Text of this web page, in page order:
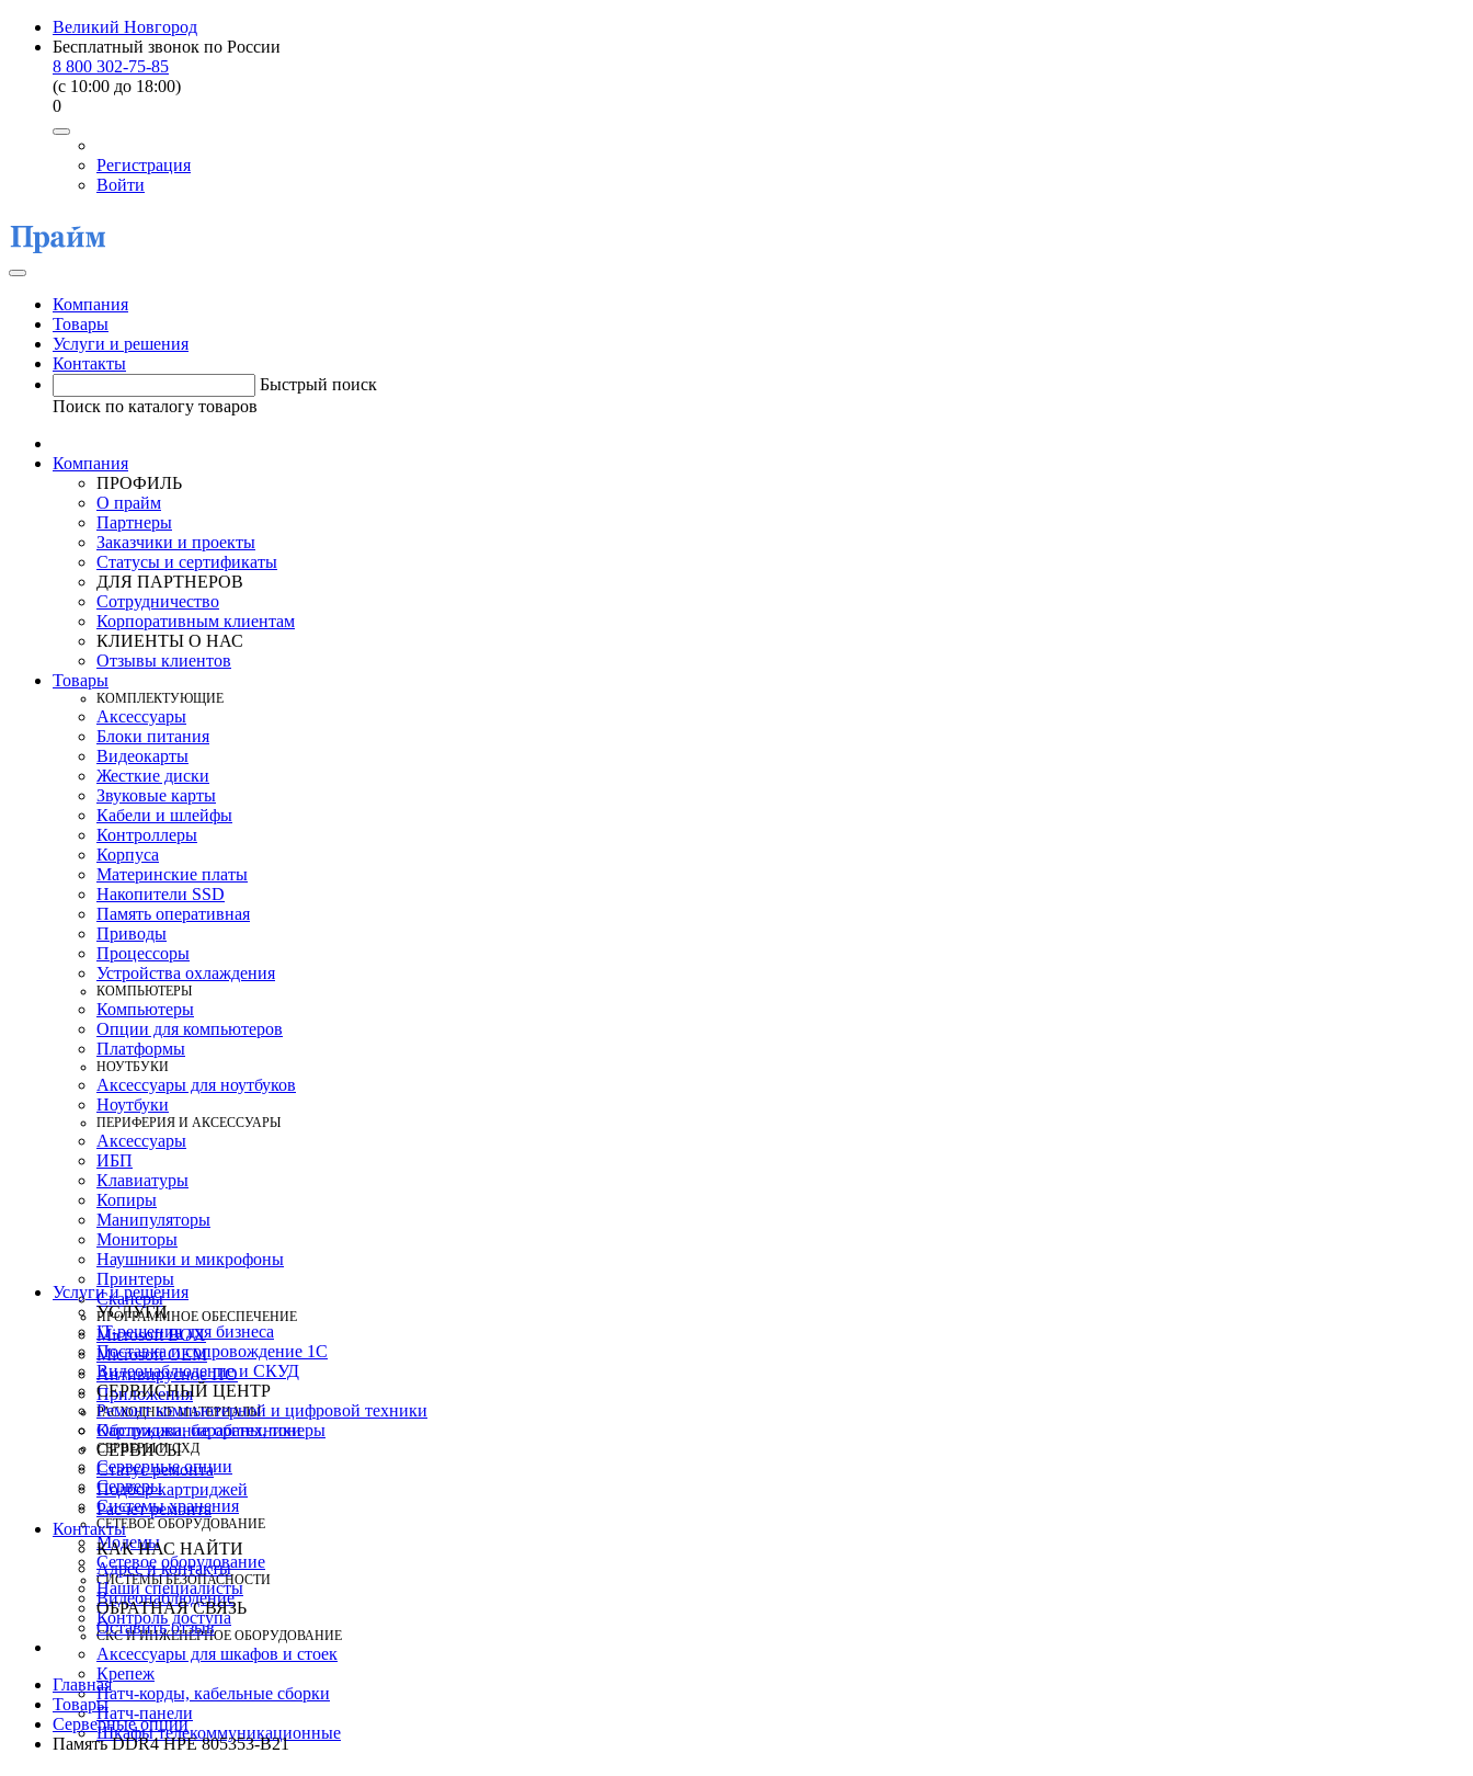
Великий Новгород
Бесплатный звонок по России
8 800 302-75-85
(c 10:00 до 18:00)
0
Регистрация
Войти
Компания
Товары
Услуги и решения
Контакты
Быстрый поиск
Поиск по каталогу товаров
Компания
ПРОФИЛЬ
О прайм
Партнеры
Заказчики и проекты
Статусы и сертификаты
ДЛЯ ПАРТНЕРОВ
Сотрудничество
Корпоративным клиентам
КЛИЕНТЫ О НАС
Отзывы клиентов
Товары
КOМПЛЕКТУЮЩИЕ
Аксессуары
Блоки питания
Видеокарты
Жесткие диски
Звуковые карты
Кабели и шлейфы
Контроллеры
Корпуса
Материнские платы
Накопители SSD
Память оперативная
Приводы
Процессоры
Устройства охлаждения
КОМПЬЮТЕРЫ
Компьютеры
Опции для компьютеров
Платформы
НОУТБУКИ
Аксессуары для ноутбуков
Ноутбуки
ПЕРИФЕРИЯ И АКСЕССУАРЫ
Аксессуары
ИБП
Клавиатуры
Копиры
Манипуляторы
Мониторы
Наушники и микрофоны
Принтеры
Сканеры
ПРОГРАММНОЕ ОБЕСПЕЧЕНИЕ
Microsoft BOX
Microsoft OEM
Антивирусное ПО
Приложения
РАСХОДНЫЕ МАТЕРИАЛЫ
Картриджи, барабаны, тонеры
СЕРВЕРЫ И СХД
Серверные опции
Серверы
Системы хранения
СЕТЕВОЕ ОБОРУДОВАНИЕ
Модемы
Сетевое оборудование
СИСТЕМЫ БЕЗОПАСНОСТИ
Видеонаблюдение
Контроль доступа
СКС И ИНЖЕНЕРНОЕ ОБОРУДОВАНИЕ
Аксессуары для шкафов и стоек
Крепеж
Патч-корды, кабельные сборки
Патч-панели
Шкафы телекоммуникационные
Услуги и решения
УСЛУГИ
IT-решения для бизнеса
Поставка и сопровождение 1C
Видеонаблюдение и СКУД
СЕРВИСНЫЙ ЦЕНТР
Ремонт компьютерной и цифровой техники
Обслуживание оргтехники
СЕРВИСЫ
Статус ремонта
Подбор картриджей
Расчет ремонта
Контакты
КАК НАС НАЙТИ
Адрес и контакты
Наши специалисты
ОБРАТНАЯ СВЯЗЬ
Оставить отзыв
Главная
Товары
Серверные опции
Память DDR4 HPE 805353-B21